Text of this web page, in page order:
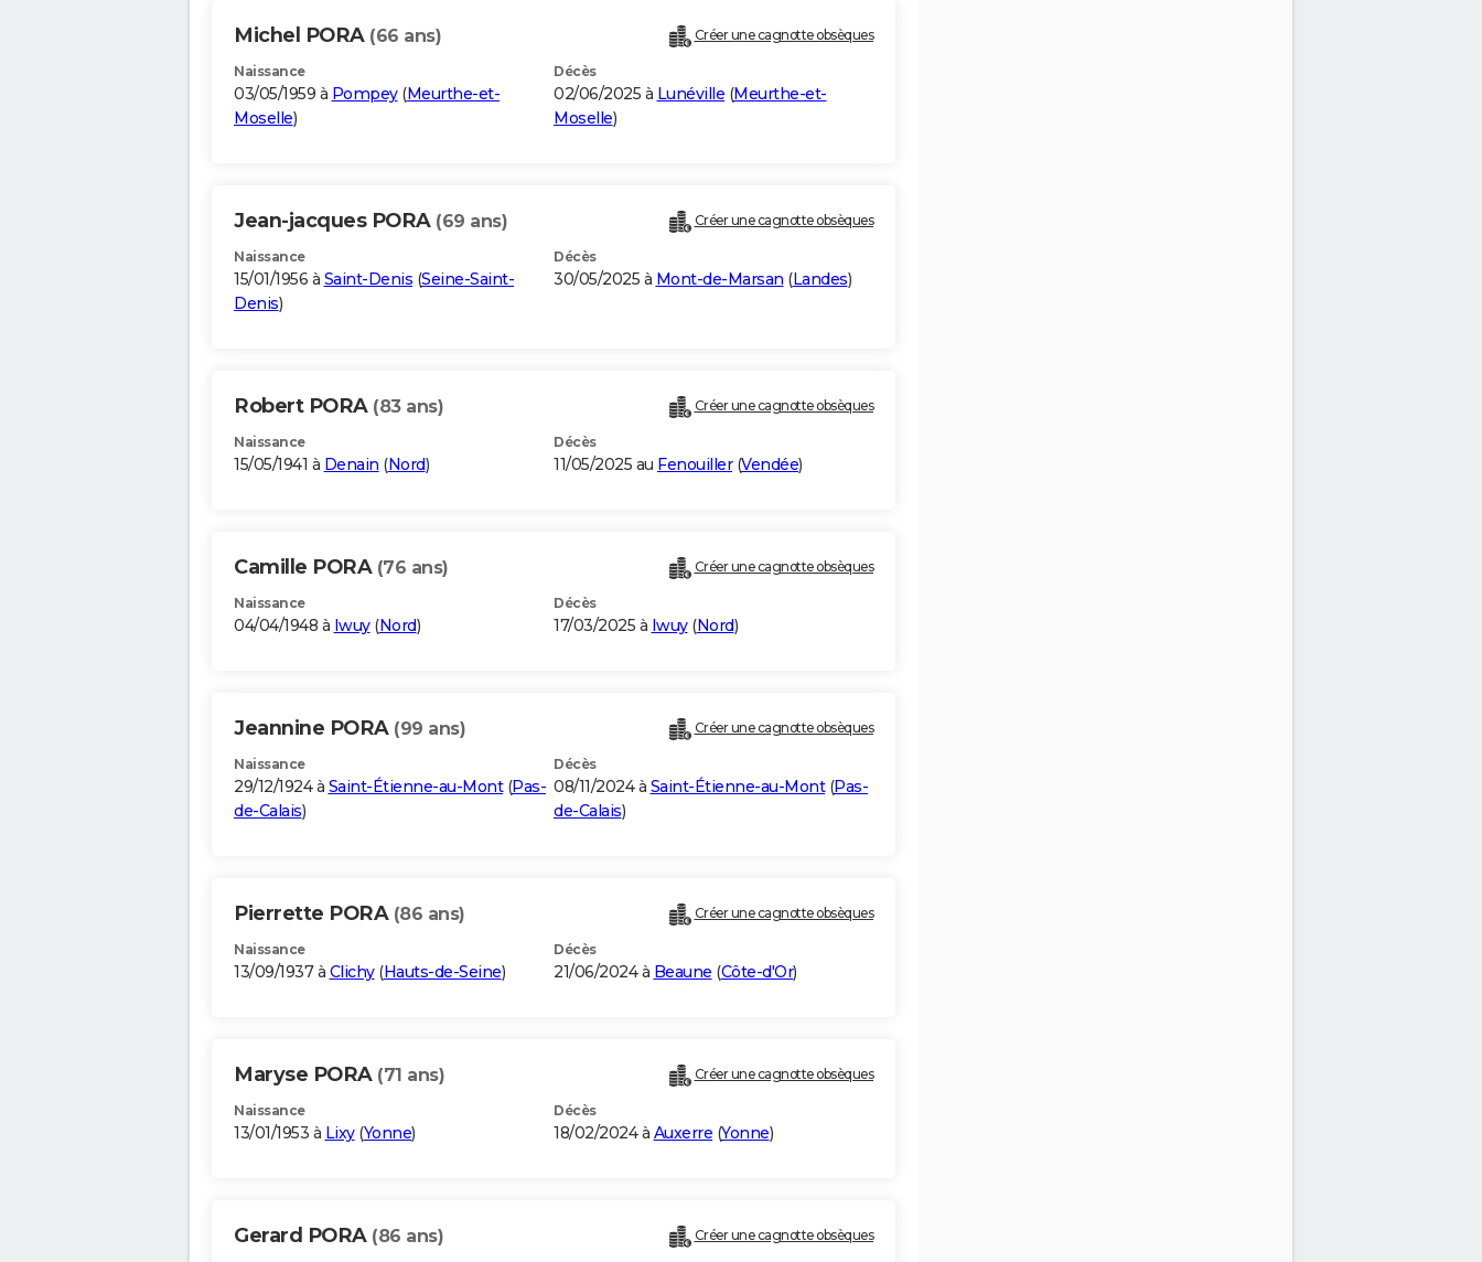
Michel PORA (66 ans) Créer une cagnotte obsèques
Naissance
03/05/1959 à Pompey(Meurthe-et-
Moselle)
Décès
02/06/2025 à Lunéville (Meurthe-et-
Moselle)
Jean-jacques PORA (69 ans) Créer une cagnotte obsèques
Naissance
15/01/1956 à Saint-Denis (Seine-Saint-
Denis)
Décès
30/05/2025 à Mont-de-Marsan (Landes)
Robert PORA (83 ans) Créer une cagnotte obsèques
Naissance
15/05/1941 à Denain (Nord)
Décès
11/05/2025 au Fenouiller(Vendée)
Camille PORA (76 ans) Créer une cagnotte obsèques
Naissance
04/04/1948 à Iwuy(Nord)
Décès
17/03/2025 à Iwuy(Nord)
Jeannine PORA (99 ans) Créer une cagnotte obsèques
Naissance
29/12/1924 à Saint-Étienne-au-Mont(Pas-
de-Calais)
Décès
08/11/2024 à Saint-Étienne-au-Mont(Pas-
de-Calais)
Pierrette PORA (86 ans) Créer une cagnotte obsèques
Naissance
13/09/1937 à Clichy(Hauts-de-Seine)
Décès
21/06/2024 à Beaune (Côte-d'Or)
Maryse PORA (71 ans) Créer une cagnotte obsèques
Naissance
13/01/1953 à Lixy(Yonne)
Décès
18/02/2024 à Auxerre (Yonne)
Gerard PORA (86 ans) Créer une cagnotte obsèques